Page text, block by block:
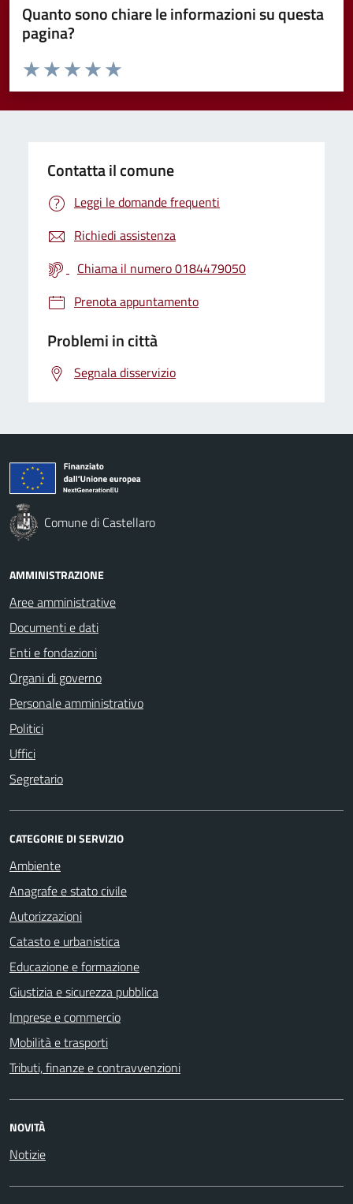
Quanto sono chiare le informazioni su questa
pagina?
Valuta da 1 a 5 stelle la pagina
Valuta 5 stelle su 5
Valuta 4 stelle su 5
Valuta 3 stelle su 5
Valuta 2 stelle su 5
Valuta 1 stelle su 5
Contatta il comune
Leggi le domande frequenti
Richiedi assistenza
Chiama il numero 0184479050
Prenota appuntamento
Problemi in città
Segnala disservizio
Comune di Castellaro
AMMINISTRAZIONE
Aree amministrative
Documenti e dati
Enti e fondazioni
Organi di governo
Personale amministrativo
Politici
Uffici
Segretario
CATEGORIE DI SERVIZIO
Ambiente
Anagrafe e stato civile
Autorizzazioni
Catasto e urbanistica
Educazione e formazione
Giustizia e sicurezza pubblica
Imprese e commercio
Mobilità e trasporti
Tributi, finanze e contravvenzioni
NOVITÀ
Notizie